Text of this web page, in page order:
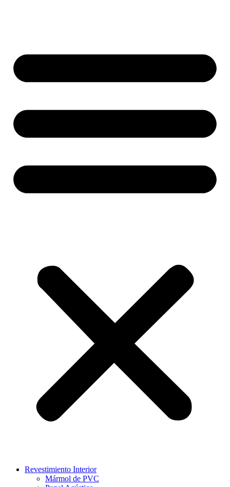
Revestimiento Interior
Mármol de PVC